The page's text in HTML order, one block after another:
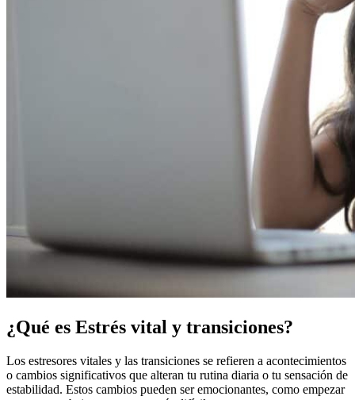
¿Qué es Estrés vital y transiciones?
Los estresores vitales y las transiciones se refieren a acontecimientos
o cambios significativos que alteran tu rutina diaria o tu sensación de
estabilidad. Estos cambios pueden ser emocionantes, como empezar